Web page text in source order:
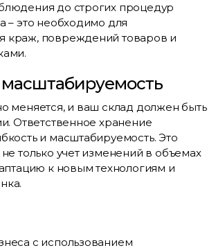
до строгих процедур
– это необходимо для
краж, повреждений товаров и
масштабируемость
меняется, и ваш склад должен быть
Ответственное хранение
и масштабируемость. Это
только учет изменений в объемах
к новым технологиям и
с использованием